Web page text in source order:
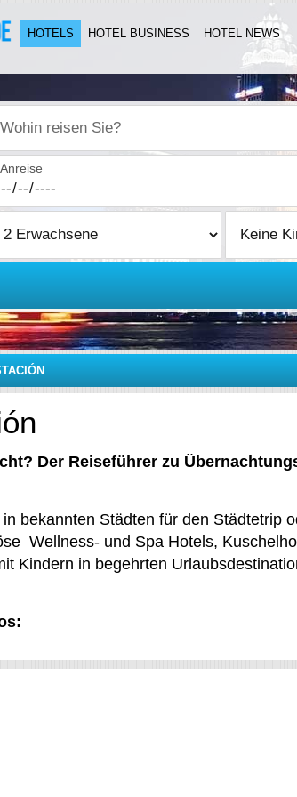
HOTELS HOTEL BUSINESS HOTEL NEWS
Wohin reisen Sie?
Anreise
Der Reiseführer zu
bekannten Städten für den Städtetrip
Wellness- und Spa Hotels,
Kindern in begehrten